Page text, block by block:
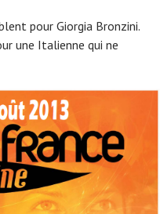
pour Giorgia Bronzini.
une Italienne qui ne